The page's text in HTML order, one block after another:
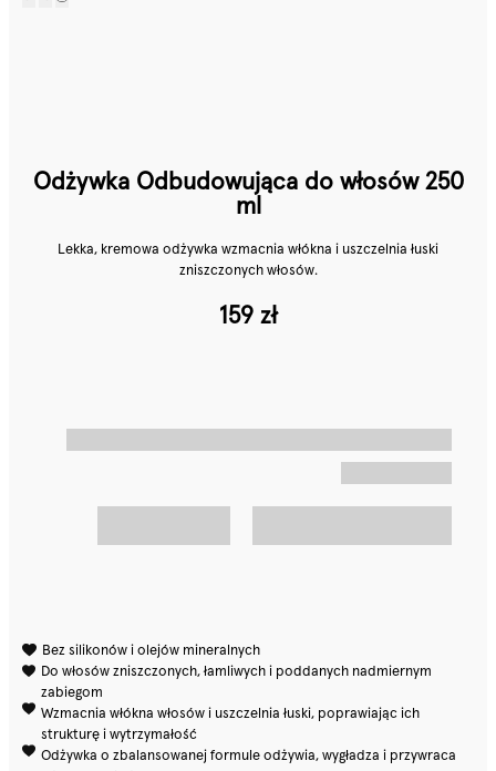
Odżywka Odbudowująca do włosów 250
ml
Lekka, kremowa odżywka wzmacnia włókna i uszczelnia łuski
zniszczonych włosów.
159 zł
Bez silikonów i olejów mineralnych
Do włosów zniszczonych, łamliwych i poddanych nadmiernym
zabiegom
Wzmacnia włókna włosów i uszczelnia łuski, poprawiając ich
strukturę i wytrzymałość
Odżywka o zbalansowanej formule odżywia, wygładza i przywraca